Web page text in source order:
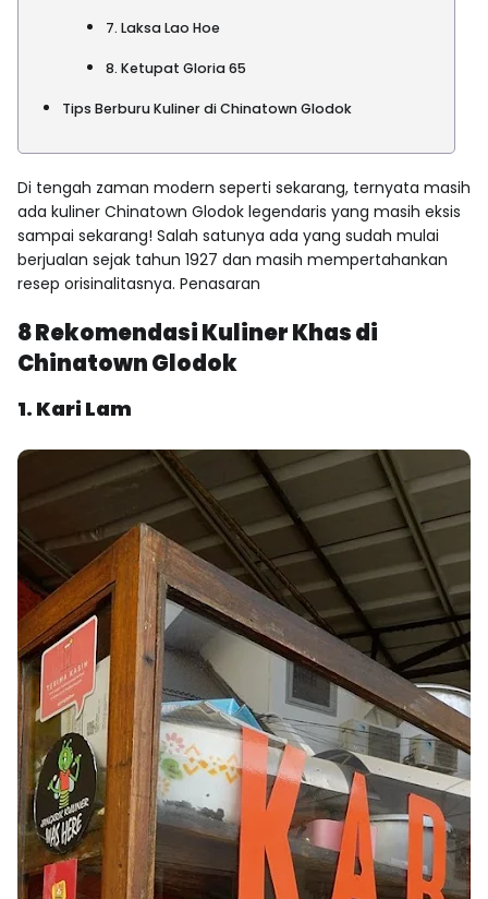
7. Laksa Lao Hoe
8. Ketupat Gloria 65
Tips Berburu Kuliner di Chinatown Glodok
Di tengah zaman modern seperti sekarang, ternyata masih
ada kuliner Chinatown Glodok legendaris yang masih eksis
sampai sekarang! Salah satunya ada yang sudah mulai
berjualan sejak tahun 1927 dan masih mempertahankan
resep orisinalitasnya. Penasaran
8 Rekomendasi Kuliner Khas di
Chinatown Glodok
1. Kari Lam